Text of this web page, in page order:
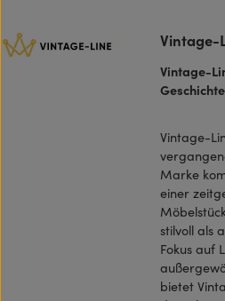
Vintage-
Vintage-
Geschichte
Vintage-
Marke
einer
stilvoll als
Fokus auf
bietet